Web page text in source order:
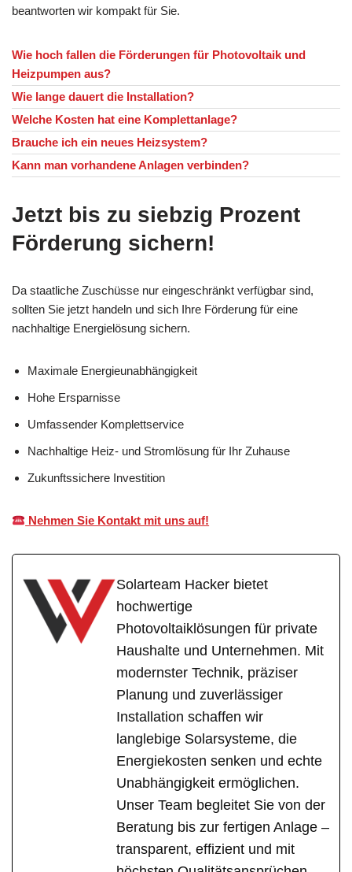
beantworten wir kompakt für Sie.
Wie hoch fallen die Förderungen für Photovoltaik und
Heizpumpen aus?
Wie lange dauert die Installation?
Welche Kosten hat eine Komplettanlage?
Brauche ich ein neues Heizsystem?
Kann man vorhandene Anlagen verbinden?
Jetzt bis zu siebzig Prozent
Förderung sichern!
Da staatliche Zuschüsse nur eingeschränkt verfügbar sind,
sollten Sie jetzt handeln und sich Ihre Förderung für eine
nachhaltige Energielösung sichern.
Maximale Energieunabhängigkeit
Hohe Ersparnisse
Umfassender Komplettservice
Nachhaltige Heiz- und Stromlösung für Ihr Zuhause
Zukunftssichere Investition
Nehmen Sie Kontakt mit uns auf!
Solarteam Hacker bietet
hochwertige
Photovoltaiklösungen für private
Haushalte und Unternehmen. Mit
modernster Technik, präziser
Planung und zuverlässiger
Installation schaffen wir
langlebige Solarsysteme, die
Energiekosten senken und echte
Unabhängigkeit ermöglichen.
Unser Team begleitet Sie von der
Beratung bis zur fertigen Anlage –
transparent, effizient und mit